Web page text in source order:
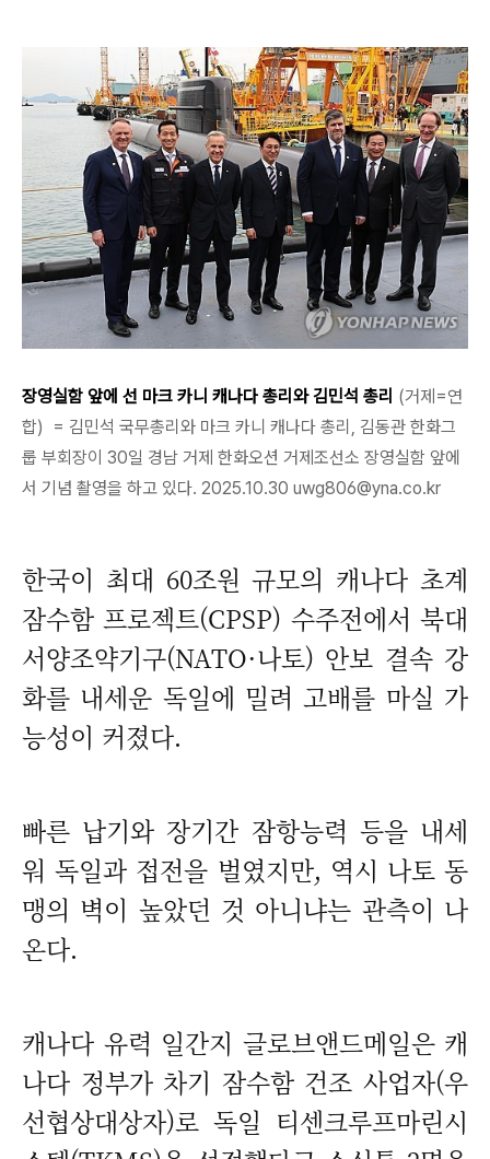
장영실함 앞에 선 마크 카니 캐나다 총리와 김민석 총리 (거제=연
합) = 김민석 국무총리와 마크 카니 캐나다 총리, 김동관 한화그
룹 부회장이 30일 경남 거제 한화오션 거제조선소 장영실함 앞에
서 기념 촬영을 하고 있다. 2025.10.30 uwg806@yna.co.kr
한국이 최대 60조원 규모의 캐나다 초계
잠수함 프로젝트(CPSP) 수주전에서 북대
서양조약기구(NATO·나토) 안보 결속 강
화를 내세운 독일에 밀려 고배를 마실 가
능성이 커졌다.
빠른 납기와 장기간 잠항능력 등을 내세
워 독일과 접전을 벌였지만, 역시 나토 동
맹의 벽이 높았던 것 아니냐는 관측이 나
온다.
캐나다 유력 일간지 글로브앤드메일은 캐
나다 정부가 차기 잠수함 건조 사업자(우
선협상대상자)로 독일 티센크루프마린시